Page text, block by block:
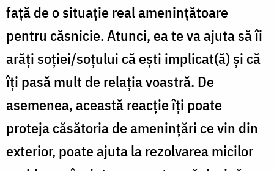
faţă de o situaţie real ameninţătoare
pentru căsnicie. Atunci, ea te va ajuta să îi
arăţi soţiei/soţului că eşti implicat(ă) şi că
îţi pasă mult de relaţia voastră. De
asemenea, această reacţie îţi poate
proteja căsătoria de ameninţări ce vin din
exterior, poate ajuta la rezolvarea micilor